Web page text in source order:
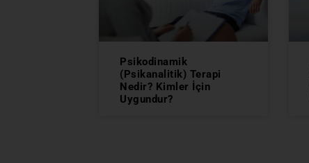
Psikodinamik
(Psikanalitik) Terapi
Nedir? Kimler İçin
Uygundur?